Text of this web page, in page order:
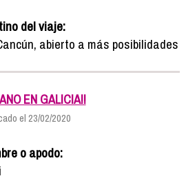
del viaje:
abierto a más posibilidades
EN GALICIA!!
el 23/02/2020
o apodo: